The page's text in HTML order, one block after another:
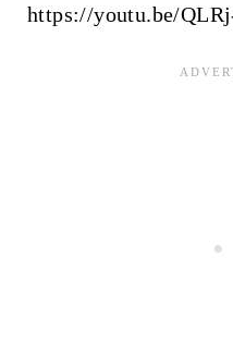
https://youtu.be/